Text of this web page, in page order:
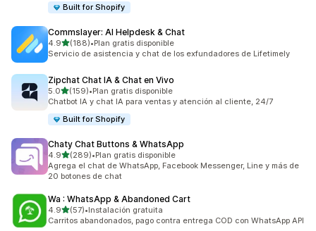
Built for Shopify
Commslayer: AI Helpdesk & Chat
4.9de 5 estrellas
(188)
188 reseñas en total
•Plan gratis disponible
Servicio de asistencia y chat de los exfundadores de Lifetimely
Zipchat Chat IA & Chat en Vivo
5.0de 5 estrellas
(159)
159 reseñas en total
•Plan gratis disponible
Chatbot IA y chat IA para ventas y atención al cliente, 24/7
Built for Shopify
Chaty Chat Buttons & WhatsApp
4.9de 5 estrellas
(289)
289 reseñas en total
•Plan gratis disponible
Agrega el chat de WhatsApp, Facebook Messenger, Line y más de
20 botones de chat
Wa : WhatsApp & Abandoned Cart
4.9de 5 estrellas
(57)
57 reseñas en total
•Instalación gratuita
Carritos abandonados, pago contra entrega COD con WhatsApp API